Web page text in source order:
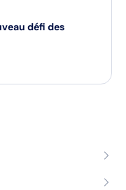
défi des